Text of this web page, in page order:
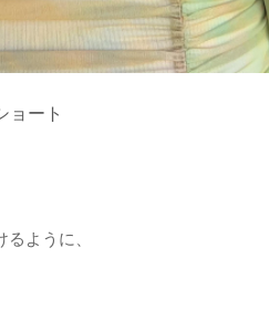
ート
るように、